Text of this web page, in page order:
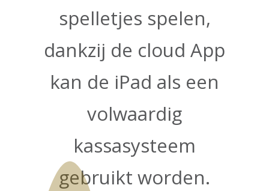
spelletjes spelen,
dankzij de cloud App
kan de iPad als een
volwaardig
kassasysteem
gebruikt worden.